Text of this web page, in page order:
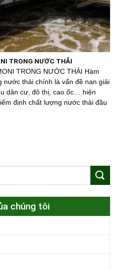
TRONG NƯỚC THẢI
TRONG NƯỚC THẢI Hàm
nước thải chính là vấn đề nan giải
dân cư, đô thị, cao ốc… hiện
định chất lượng nước thải đầu
chúng tôi